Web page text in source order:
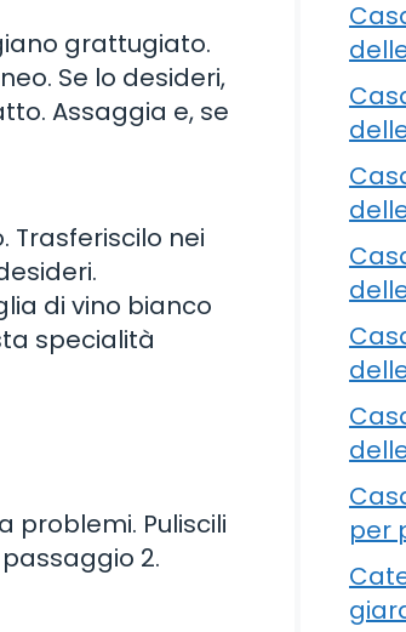
grattugiato.
Se lo desideri,
Assaggia e, se
Trasferiscilo nei
di vino bianco
specialità
problemi. Puliscili
2.
per